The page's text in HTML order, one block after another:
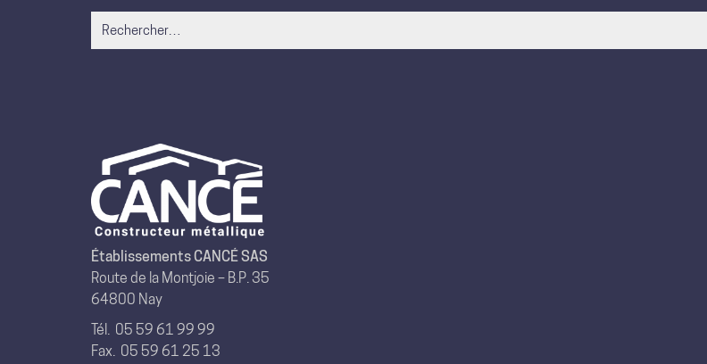
for:
Établissements CANCÉ SAS
Route de la Montjoie – B.P. 35
64800 Nay
Tél. 05 59 61 99 99
Fax. 05 59 61 25 13